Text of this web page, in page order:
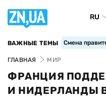
RU
ВАЖНЫЕ ТЕМЫ Смена
ГЛАВНАЯ МИР
ФРАНЦИЯ
И НИДЕРЛАНДЫ